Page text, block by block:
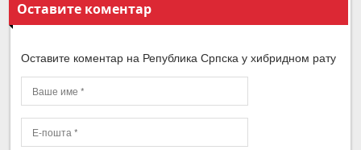
Оставите коментар
Оставите коментар на Република Српска у хибридном рату